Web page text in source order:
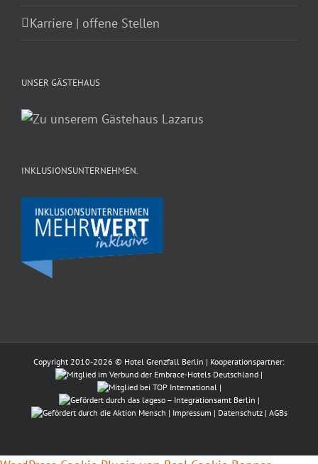
Karriere | offene Stellen
UNSER GÄSTEHAUS
INKLUSIONSUNTERNEHMEN.
Copyright 2010-2026 © Hotel Grenzfall Berlin | Kooperationspartner:
|
|
|
| Impressum | Datenschutz| AGBs